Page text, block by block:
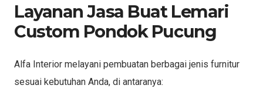
Layanan Jasa Buat Lemari
Custom Pondok Pucung
Alfa Interior melayani pembuatan berbagai jenis furnitur
sesuai kebutuhan Anda, di antaranya: